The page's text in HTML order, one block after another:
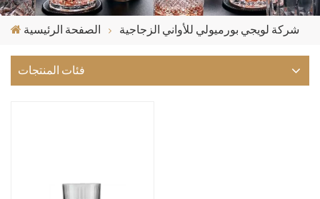
الصفحة الرئيسية شركة لويجي بورميولي للأواني الزجاجية
فئات المنتجات